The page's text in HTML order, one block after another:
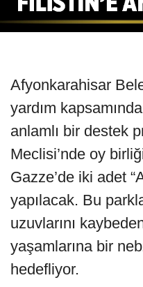
Afyonkarahisar
yardım
anlamlı bir destek
Meclisi’nde oy
Gazze’de iki adet
yapılacak. Bu
uzuvlarını
yaşamlarına bir
hedefliyor.